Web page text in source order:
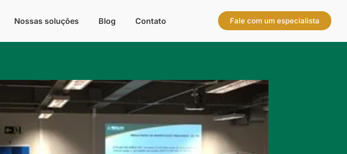
Nossas soluções Blog Contato Fale com um especialista